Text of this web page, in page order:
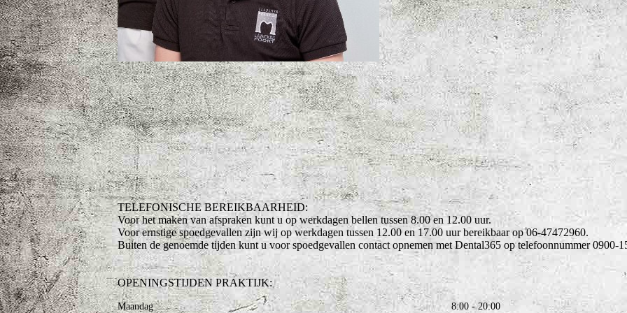
TELEFONISCHE BEREIKBAARHEID:
Voor het maken van afspraken kunt u op werkdagen bellen tussen 8.00 en 12.00 uur.
Voor ernstige spoedgevallen zijn wij op werkdagen tussen 12.00 en 17.00 uur bereikbaar op 06-47472960.
Buiten de genoemde tijden kunt u voor spoedgevallen contact opnemen met Dental365 op telefoonnummer 0900-
OPENINGSTIJDEN PRAKTIJK:
Maandag 8:00 - 20:00